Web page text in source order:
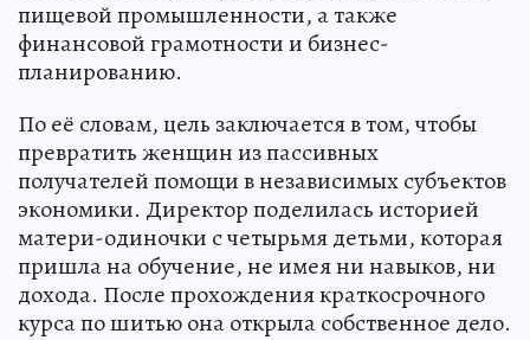
пищевой промышленности, а также
финансовой грамотности и бизнес-
планированию.
По её словам, цель заключается в том, чтобы
превратить женщин из пассивных
получателей помощи в независимых субъектов
экономики. Директор поделилась историей
матери-одиночки с четырьмя детьми, которая
пришла на обучение, не имея ни навыков, ни
дохода. После прохождения краткосрочного
курса по шитью она открыла собственное дело.